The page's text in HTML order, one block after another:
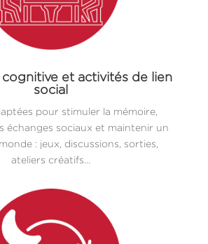
et activités de lien
social
pour stimuler la mémoire,
échanges sociaux et maintenir un
: jeux, discussions, sorties,
ateliers créatifs…